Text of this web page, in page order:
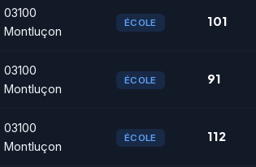
03100
Montluçon
ÉCOLE 101
03100
Montluçon
ÉCOLE 91
03100
Montluçon
ÉCOLE 112